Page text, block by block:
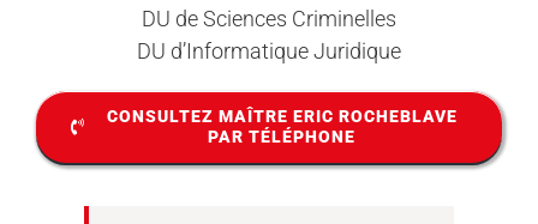
DU de Sciences Criminelles
DU d’Informatique Juridique
CONSULTEZ MAÎTRE ERIC ROCHEBLAVE
PAR TÉLÉPHONE